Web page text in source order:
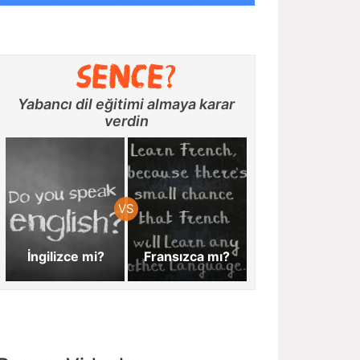
Yabancı dil eğitimi almaya karar
verdin
İngilizce mi? Fransızca mı?